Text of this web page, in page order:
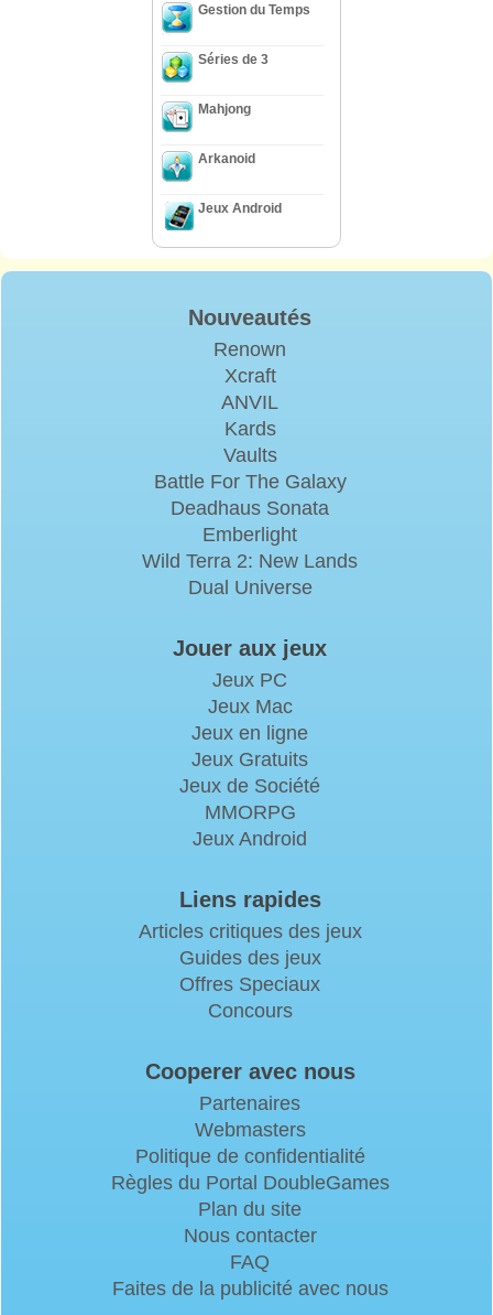
Gestion du Temps
Séries de 3
Mahjong
Arkanoid
Jeux Android
Nouveautés
Renown
Xcraft
ANVIL
Kards
Vaults
Battle For The Galaxy
Deadhaus Sonata
Emberlight
Wild Terra 2: New Lands
Dual Universe
Jouer aux jeux
Jeux PC
Jeux Mac
Jeux en ligne
Jeux Gratuits
Jeux de Société
MMORPG
Jeux Android
Liens rapides
Articles critiques des jeux
Guides des jeux
Offres Speciaux
Concours
Cooperer avec nous
Partenaires
Webmasters
Politique de confidentialité
Règles du Portal DoubleGames
Plan du site
Nous contacter
FAQ
Faites de la publicité avec nous